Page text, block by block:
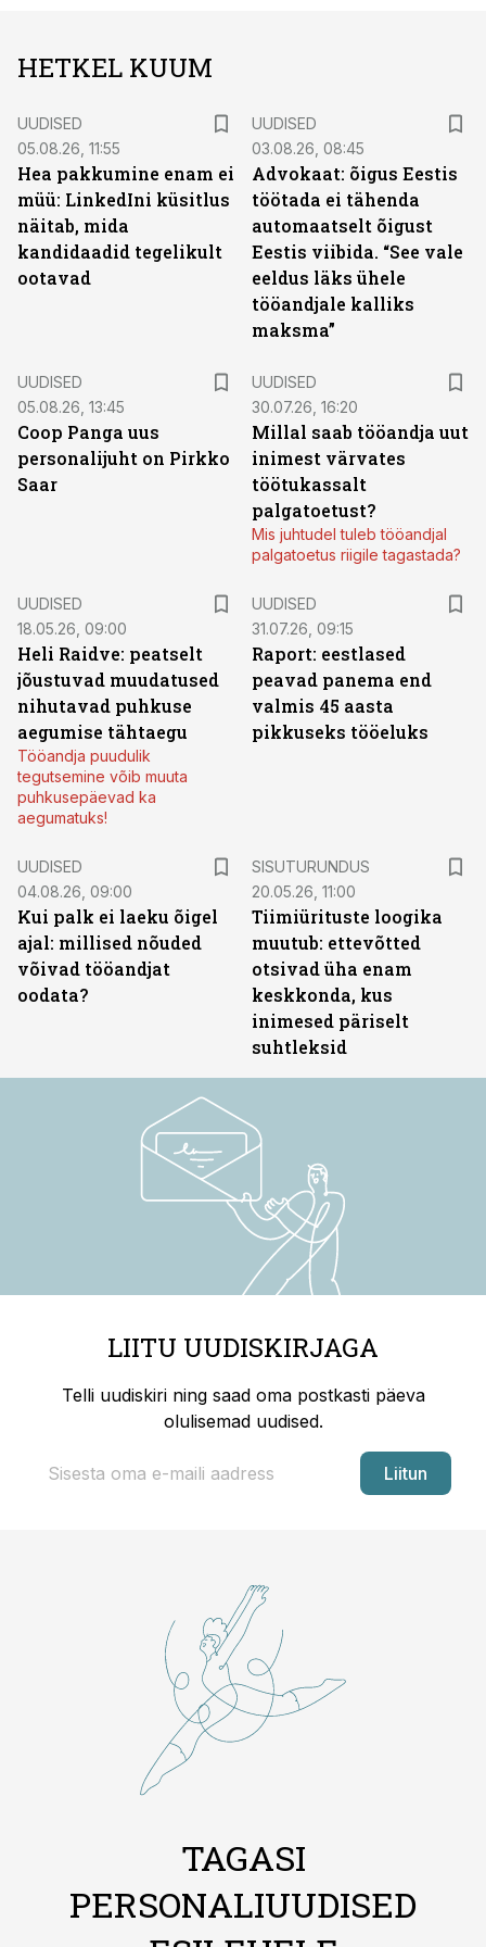
HETKEL KUUM
UUDISED
05.08.26, 11:55
Hea pakkumine enam ei
müü: LinkedIni küsitlus
näitab, mida
kandidaadid tegelikult
ootavad
UUDISED
03.08.26, 08:45
Advokaat: õigus Eestis
töötada ei tähenda
automaatselt õigust
Eestis viibida. “See vale
eeldus läks ühele
tööandjale kalliks
maksma”
UUDISED
05.08.26, 13:45
Coop Panga uus
personalijuht on Pirkko
Saar
UUDISED
30.07.26, 16:20
Millal saab tööandja uut
inimest värvates
töötukassalt
palgatoetust?
Mis juhtudel tuleb tööandjal
palgatoetus riigile tagastada?
UUDISED
18.05.26, 09:00
Heli Raidve: peatselt
jõustuvad muudatused
nihutavad puhkuse
aegumise tähtaegu
Tööandja puudulik
tegutsemine võib muuta
puhkusepäevad ka
aegumatuks!
UUDISED
31.07.26, 09:15
Raport: eestlased
peavad panema end
valmis 45 aasta
pikkuseks tööeluks
UUDISED
04.08.26, 09:00
Kui palk ei laeku õigel
ajal: millised nõuded
võivad tööandjat
oodata?
SISUTURUNDUS
20.05.26, 11:00
Tiimiürituste loogika
muutub: ettevõtted
otsivad üha enam
keskkonda, kus
inimesed päriselt
suhtleksid
LIITU UUDISKIRJAGA
Telli uudiskiri ning saad oma postkasti päeva
olulisemad uudised.
Liitun
TAGASI
PERSONALIUUDISED